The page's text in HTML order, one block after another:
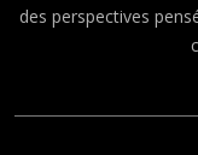
des perspectives